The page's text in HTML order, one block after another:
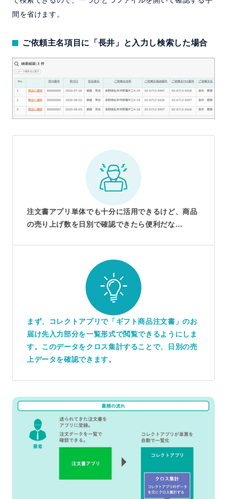
間を省けます。
ご依頼主名項目に「長井」と入力し検索した場合
注文書アプリ単体でも十分に活用できるけど、商品
の売り上げ数を日別で確認できたら便利だな…
まず、コレクトアプリで「ギフト商品注文書」のお
届け先入力部分を一覧形式で閲覧できるようにしま
す。このデータをクロス集計することで、日別の売
上データを確認できます。